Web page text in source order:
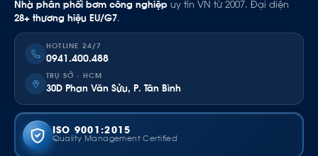
Nhà phân phối bơm công nghiệp uy tín VN từ 2007. Đại diện
28+ thương hiệu EU/G7.
HOTLINE 24/7
0941.400.488
TRỤ SỞ · HCM
30D Phan Văn Sửu, P. Tân Bình
ISO 9001:2015
Quality Management Certified